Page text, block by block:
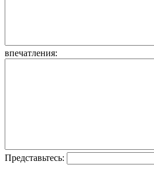
впечатления:
Представьтесь: